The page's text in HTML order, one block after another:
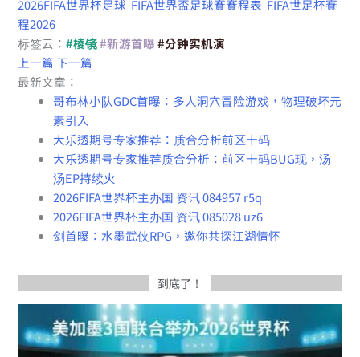
2026FIFA世界杯足球 FIFA世界盃足球賽賽程表 FIFA世足杯賽
程2026
标签云：#棱镜#新游首曝 #分钟实机演
上一篇 下一篇
最新文章：
哥布林小队GDC首曝：多人洞穴冒险游戏，物理破坏元
素引入
大乐透期号专家推荐：质合分析前区十码
大乐透期号专家推荐质合分析：前区十码BUG现，汤
汤EP持续火
2026FIFA世界杯主办国 资讯 084957 r5q
2026FIFA世界杯主办国 资讯 085028 uz6
剑首曝：水墨武侠RPG，邀你共探江湖情怀
到底了！